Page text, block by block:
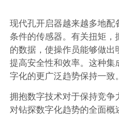
现代孔开启器越来越多地配
条件的传感器。有关扭矩，
的数据，使操作员能够做出
提高安全性和效率。这种集
字化的更广泛趋势保持一致。
拥抱数字技术对于保持竞争
对钻探数字化趋势的全面概